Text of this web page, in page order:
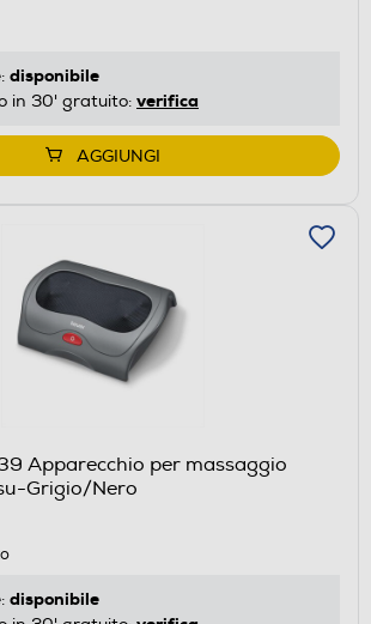
disponibile
in 30' gratuito: verifica
AGGIUNGI
Apparecchio per massaggio
Grigio/Nero
disponibile